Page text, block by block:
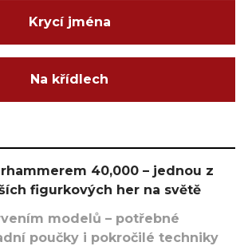
Krycí jména
Na křídlech
40,000 – jednou z
figurkových her na světě
modelů – potřebné
poučky i pokročilé techniky